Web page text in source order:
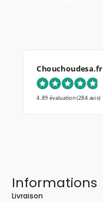
Chouchoudesa.fr
4.89 évaluation(284 avis)
Informations
Livraison